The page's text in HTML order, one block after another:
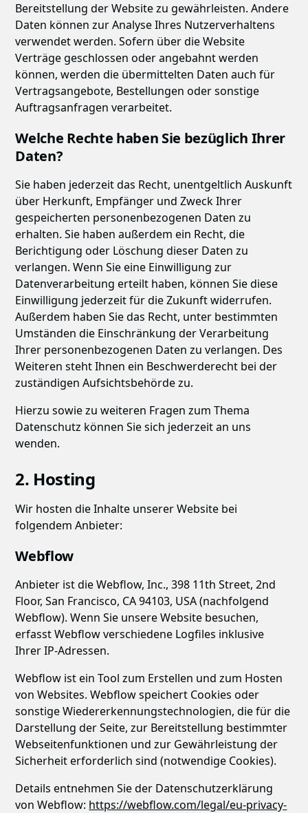
Bereitstellung der Website zu gewährleisten. Andere
Daten können zur Analyse Ihres Nutzerverhaltens
verwendet werden. Sofern über die Website
Verträge geschlossen oder angebahnt werden
können, werden die übermittelten Daten auch für
Vertragsangebote, Bestellungen oder sonstige
Auftragsanfragen verarbeitet.
Welche Rechte haben Sie bezüglich Ihrer
Daten?
Sie haben jederzeit das Recht, unentgeltlich Auskunft
über Herkunft, Empfänger und Zweck Ihrer
gespeicherten personenbezogenen Daten zu
erhalten. Sie haben außerdem ein Recht, die
Berichtigung oder Löschung dieser Daten zu
verlangen. Wenn Sie eine Einwilligung zur
Datenverarbeitung erteilt haben, können Sie diese
Einwilligung jederzeit für die Zukunft widerrufen.
Außerdem haben Sie das Recht, unter bestimmten
Umständen die Einschränkung der Verarbeitung
Ihrer personenbezogenen Daten zu verlangen. Des
Weiteren steht Ihnen ein Beschwerderecht bei der
zuständigen Aufsichtsbehörde zu.
Hierzu sowie zu weiteren Fragen zum Thema
Datenschutz können Sie sich jederzeit an uns
wenden.
2. Hosting
Wir hosten die Inhalte unserer Website bei
folgendem Anbieter:
Webflow
Anbieter ist die Webflow, Inc., 398 11th Street, 2nd
Floor, San Francisco, CA 94103, USA (nachfolgend
Webflow). Wenn Sie unsere Website besuchen,
erfasst Webflow verschiedene Logfiles inklusive
Ihrer IP-Adressen.
Webflow ist ein Tool zum Erstellen und zum Hosten
von Websites. Webflow speichert Cookies oder
sonstige Wiedererkennungstechnologien, die für die
Darstellung der Seite, zur Bereitstellung bestimmter
Webseitenfunktionen und zur Gewährleistung der
Sicherheit erforderlich sind (notwendige Cookies).
Details entnehmen Sie der Datenschutzerklärung
von Webflow: https://webflow.com/legal/eu-privacy-